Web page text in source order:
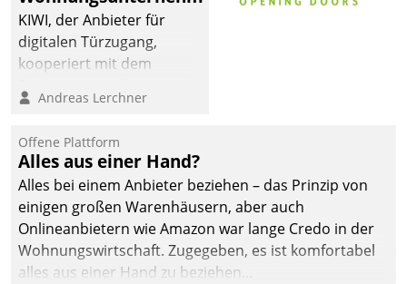
KIWI, der Anbieter für
digitalen Türzugang,
kooperiert mit dem
Softwareentwicklungshaus
Andreas Lerchner
Offene Plattform
Alles aus einer Hand?
Alles bei einem Anbieter beziehen – das Prinzip von
einigen großen Warenhäusern, aber auch
Onlineanbietern wie Amazon war lange Credo in der
Wohnungswirtschaft. Zugegeben, es ist komfortabel
alles aus einer Hand zu beziehen...